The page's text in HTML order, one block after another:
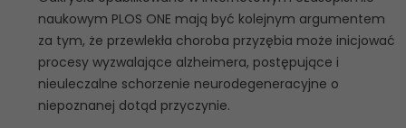
naukowym PLOS ONE mają być kolejnym argumentem
za tym, że przewlekła choroba przyzębia może inicjować
procesy wyzwalające alzheimera, postępujące i
nieuleczalne schorzenie neurodegeneracyjne o
niepoznanej dotąd przyczynie.